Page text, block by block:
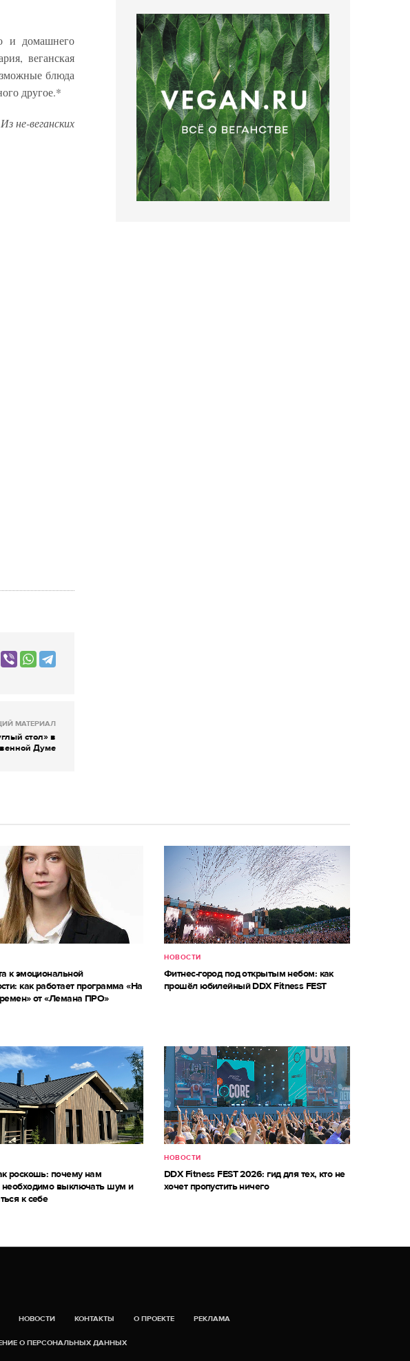
и домашнего
веганская
блюда
другое.*
не-веганских
МАТЕРИАЛ
стол» в
Думе
к эмоциональной
как работает программа «На
от «Лемана ПРО»
НОВОСТИ
Фитнес-город под открытым небом: как
прошёл юбилейный DDX Fitness FEST
роскошь: почему нам
выключать шум и
к себе
НОВОСТИ
DDX Fitness FEST 2026: гид для тех, кто не
хочет пропустить ничего
НОВОСТИ КОНТАКТЫ О ПРОЕКТЕ РЕКЛАМА
О ПЕРСОНАЛЬНЫХ ДАННЫХ